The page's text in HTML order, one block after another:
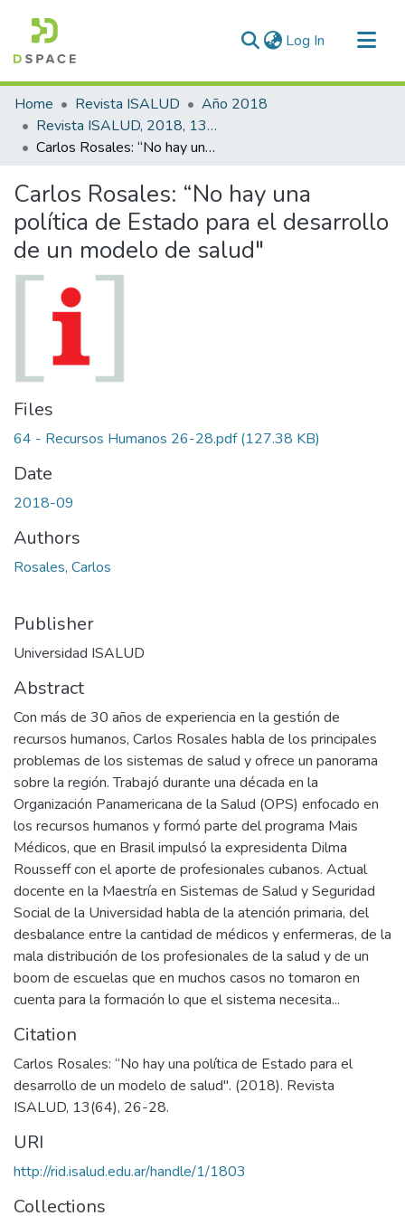
Log In (current)
Communities & Collections
All of DSpace
Statistics
Home Revista ISALUD
Año 2018
Revista ISALUD, 2018, 13(64)
Carlos Rosales: “No hay una política de Estado para el desarrollo de un modelo de salud"
Carlos Rosales: “No hay una
política de Estado para el desarrollo
de un modelo de salud"
Files
64 - Recursos Humanos 26-28.pdf(127.38 KB)
Date
2018-09
Authors
Rosales, Carlos
Publisher
Universidad ISALUD
Abstract
Con más de 30 años de experiencia en la gestión de
recursos humanos, Carlos Rosales habla de los principales
problemas de los sistemas de salud y ofrece un panorama
sobre la región. Trabajó durante una década en la
Organización Panamericana de la Salud (OPS) enfocado en
los recursos humanos y formó parte del programa Mais
Médicos, que en Brasil impulsó la expresidenta Dilma
Rousseff con el aporte de profesionales cubanos. Actual
docente en la Maestría en Sistemas de Salud y Seguridad
Social de la Universidad habla de la atención primaria, del
desbalance entre la cantidad de médicos y enfermeras, de la
mala distribución de los profesionales de la salud y de un
boom de escuelas que en muchos casos no tomaron en
cuenta para la formación lo que el sistema necesita...
Citation
Carlos Rosales: “No hay una política de Estado para el
desarrollo de un modelo de salud". (2018). Revista
ISALUD, 13(64), 26-28.
URI
http://rid.isalud.edu.ar/handle/1/1803
Collections